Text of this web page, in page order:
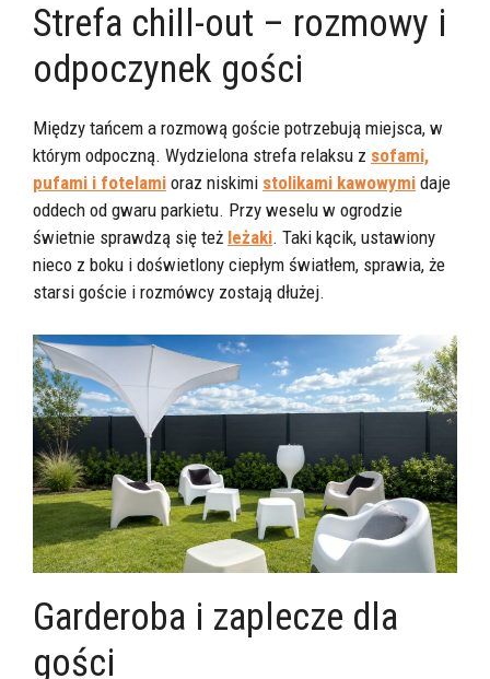
Strefa chill-out – rozmowy i
odpoczynek gości
Między tańcem a rozmową goście potrzebują miejsca, w
którym odpoczną. Wydzielona strefa relaksu z sofami,
pufami i fotelami oraz niskimi stolikami kawowymi daje
oddech od gwaru parkietu. Przy weselu w ogrodzie
świetnie sprawdzą się też leżaki. Taki kącik, ustawiony
nieco z boku i doświetlony ciepłym światłem, sprawia, że
starsi goście i rozmówcy zostają dłużej.
Garderoba i zaplecze dla
gości